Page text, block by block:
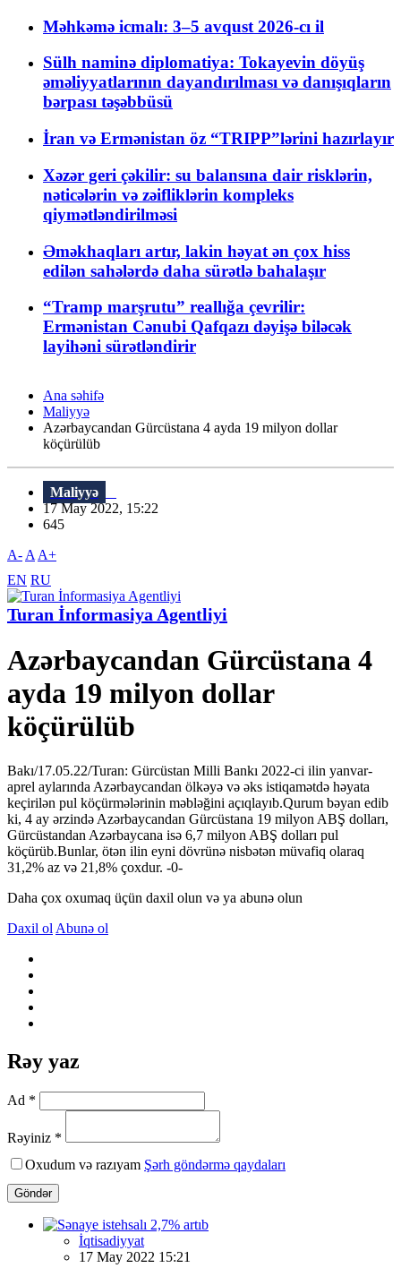
Məhkəmə icmalı: 3–5 avqust 2026-cı il
Sülh naminə diplomatiya: Tokayevin döyüş
əməliyyatlarının dayandırılması və danışıqların
bərpası təşəbbüsü
İran və Ermənistan öz “TRIPP”lərini hazırlayır
Xəzər geri çəkilir: su balansına dair risklərin,
nəticələrin və zəifliklərin kompleks
qiymətləndirilməsi
Əməkhaqları artır, lakin həyat ən çox hiss
edilən sahələrdə daha sürətlə bahalaşır
“Tramp marşrutu” reallığa çevrilir:
Ermənistan Cənubi Qafqazı dəyişə biləcək
layihəni sürətləndirir
Ana səhifə
Maliyyə
Azərbaycandan Gürcüstana 4 ayda 19 milyon dollar
köçürülüb
Maliyyə
17 May 2022, 15:22
645
A- A A+
EN RU
Turan İnformasiya Agentliyi
Azərbaycandan Gürcüstana 4
ayda 19 milyon dollar
köçürülüb
Bakı/17.05.22/Turan: Gürcüstan Milli Bankı 2022-ci ilin yanvar-
aprel aylarında Azərbaycandan ölkəyə və əks istiqamətdə həyata
keçirilən pul köçürmələrinin məbləğini açıqlayıb.Qurum bəyan edib
ki, 4 ay ərzində Azərbaycandan Gürcüstana 19 milyon ABŞ dolları,
Gürcüstandan Azərbaycana isə 6,7 milyon ABŞ dolları pul
köçürüb.Bunlar, ötən ilin eyni dövrünə nisbətən müvafiq olaraq
31,2% az və 21,8% çoxdur. -0-
Daha çox oxumaq üçün daxil olun və ya abunə olun
Daxil ol Abunə ol
Rəy yaz
Ad *
Rəyiniz *
Oxudum və razıyam Şərh göndərmə qaydaları
Göndər
İqtisadiyyat
17 May 2022 15:21